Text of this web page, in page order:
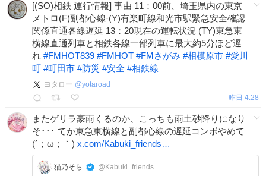
[(SO)相鉄 運行情報] 事由 11：00前、埼玉県内の東京
メトロ(F)副都心線·(Y)有楽町線和光市駅緊急安全確認
関係直通各線遅延 13：20現在の運転状況 (TY)東急東
横線直通列車と相鉄各線一部列車に最大約5分ほど遅
れ #FMHOT839 #FMHOT #FMさがみ #相模原市 #愛川
町 #町田市 #防災 #安全 #相鉄線
ヨタロー @yotaroad
昨日 4:28
またゲリラ豪雨くるのか、こっちも雨土砂降りになり
そ･･･ てか東急東横線と副都心線の遅延コンボやめて
(´；ω；｀) x.com/Kabuki_friends…
猫乃そら @Kabuki_friends